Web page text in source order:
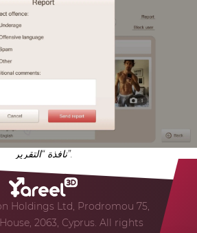
نافذة “التقرير”.
Holdings Ltd, Prodromou 75,
2063, Cyprus. All rights